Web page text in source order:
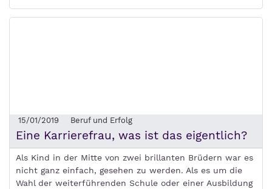
15/01/2019 Beruf und Erfolg
Eine Karrierefrau, was ist das eigentlich?
Als Kind in der Mitte von zwei brillanten Brüdern war es
nicht ganz einfach, gesehen zu werden. Als es um die
Wahl der weiterführenden Schule oder einer Ausbildung